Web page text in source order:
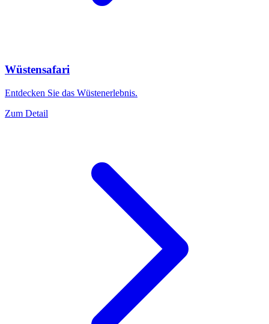
Wüstensafari
Entdecken Sie das Wüstenerlebnis.
Zum Detail